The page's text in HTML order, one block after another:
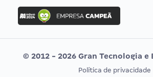
Concurso Ibama
Concurso MPU
Editais publicados
Vunesp
CONCURSOS POR PROFISSÃO EXAME
© 2012 - 2026 Gran Tecnologia e
Política de privacidade